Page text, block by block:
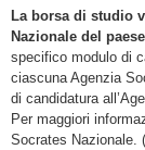
La borsa di studio
Nazionale del
specifico modulo di
ciascuna Agenzia
di candidatura
Per maggiori
Socrates Nazionale.